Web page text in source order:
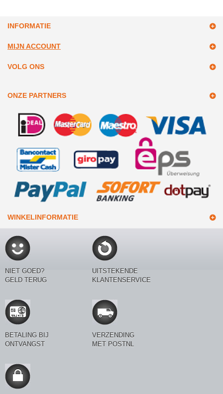
INFORMATIE
MIJN ACCOUNT
VOLG ONS
ONZE PARTNERS
WINKELINFORMATIE
NIET GOED?
GELD TERUG
UITSTEKENDE
KLANTENSERVICE
BETALING BIJ
ONTVANGST
VERZENDING
MET POSTNL